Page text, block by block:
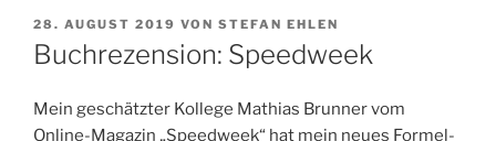
VERÖFFENTLICHT
AM
28. AUGUST 2019 VON STEFAN EHLEN
Buchrezension: Speedweek
Mein geschätzter Kollege Mathias Brunner vom
Online-Magazin „Speedweek“ hat mein neues Formel-